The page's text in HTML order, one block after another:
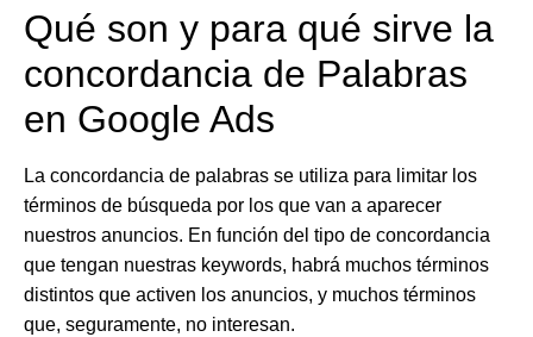
Qué son y para qué sirve la
concordancia de Palabras
en Google Ads
La concordancia de palabras se utiliza para limitar los
términos de búsqueda por los que van a aparecer
nuestros anuncios. En función del tipo de concordancia
que tengan nuestras keywords, habrá muchos términos
distintos que activen los anuncios, y muchos términos
que, seguramente, no interesan.